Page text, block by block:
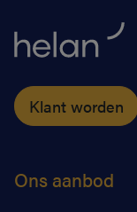
Klant worden
Ons aanbod